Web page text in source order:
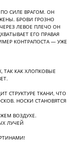
СИЛЕ ВРАГОМ. ОН
БРОВИ ГРОЗНО
ЛЕВОЕ ПЛЕЧО ОН
ЕГО ПРАВАЯ
КОНТРАПОСТА — УЖЕ
ТАК КАК ХЛОПКОВЫЕ
СТРУКТУРЕ ТКАНИ, ЧТО
НОСКИ СТАНОВЯТСЯ
ВОЗДУХЕ.
ЛУЧЕЙ